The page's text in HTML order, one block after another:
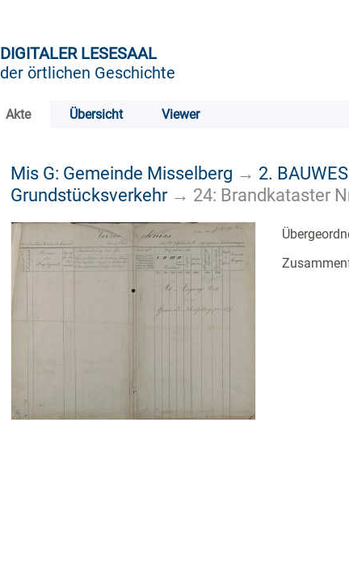
DIGITALER LESESAAL
der örtlichen Geschichte
Akte Übersicht Viewer
Mis G: Gemeinde Misselberg → 2.
Grundstücksverkehr→ 24: Brandkataster